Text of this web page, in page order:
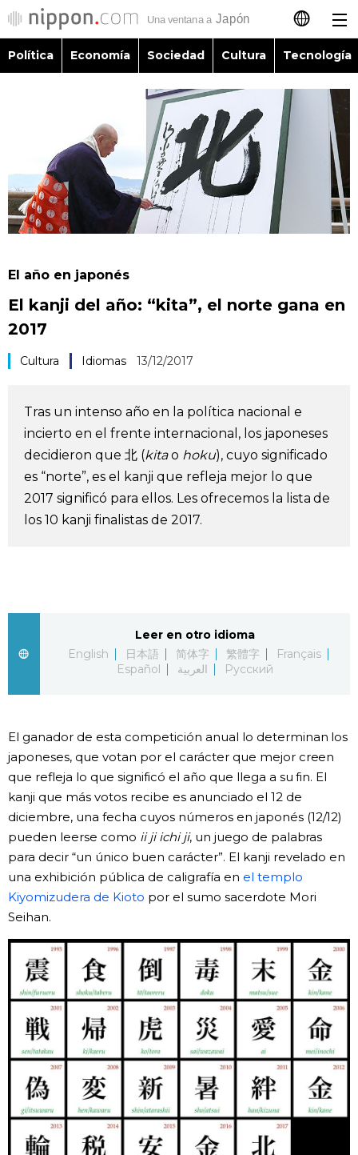
日本語
English
简体字
繁體字
Français
Русский
Política
Economía
Tecnología
Guía de Japón
Vídeos e imágenes
En profundidad
Noticias
Datos de Japón
Gente
Blog
Tokio
Avisos
Política Economía Sociedad Cultura Tecnología
El año en japonés
El kanji del año: “kita”, el norte gana en
2017
Cultura Idiomas 13/12/2017
Tras un intenso año en la política nacional e
incierto en el frente internacional, los japoneses
decidieron que 北 (kitao hoku), cuyo significado
es “norte”, es el kanji que refleja mejor lo que
2017 significó para ellos. Les ofrecemos la lista de
los 10 kanji finalistas de 2017.
Leer en otro idioma
English
日本語 简体字 繁體字
Français
Español
العربية Русский
El ganador de esta competición anual lo determinan los
japoneses, que votan por el carácter que mejor creen
que refleja lo que significó el año que llega a su fin. El
kanji que más votos recibe es anunciado el 12 de
diciembre, una fecha cuyos números en japonés (12/12)
pueden leerse como ii ji ichi ji, un juego de palabras
para decir “un único buen carácter”. El kanji revelado en
una exhibición pública de caligrafía en el templo
Kiyomizudera de Kioto por el sumo sacerdote Mori
Seihan.